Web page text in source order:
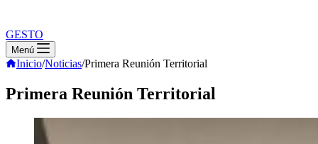
GESTO
Menú
Inicio/Noticias/Primera Reunión Territorial
Primera Reunión Territorial